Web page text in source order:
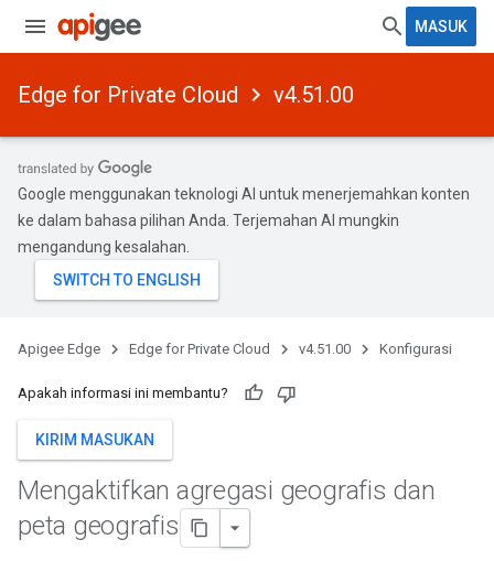
MASUK
Edge for Private Cloud v4.51.00
Google menggunakan teknologi AI untuk menerjemahkan konten
ke dalam bahasa pilihan Anda. Terjemahan AI mungkin
mengandung kesalahan.
Apigee Edge Edge for Private Cloud v4.51.00 Konfigurasi
Apakah informasi ini membantu?
KIRIM MASUKAN
Mengaktifkan agregasi geografis dan
peta geografis